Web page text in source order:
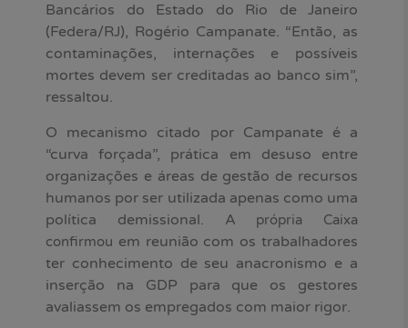
Bancários do Estado do Rio de Janeiro
(Federa/RJ), Rogério Campanate. “Então, as
contaminações, internações e possíveis
mortes devem ser creditadas ao banco sim”,
ressaltou.
O mecanismo citado por Campanate é a
“curva forçada”, prática em desuso entre
organizações e áreas de gestão de recursos
humanos por ser utilizada apenas como uma
política demissional. A própria Caixa
confirmou em reunião com os trabalhadores
ter conhecimento de seu anacronismo e a
inserção na GDP para que os gestores
avaliassem os empregados com maior rigor.